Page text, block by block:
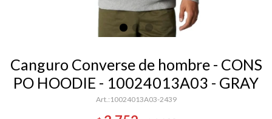
Canguro Converse de hombre - CONS
PO HOODIE - 10024013A03 - GRAY
10024013A03-2439